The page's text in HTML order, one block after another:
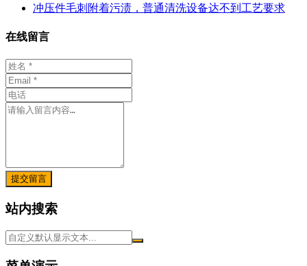
冲压件毛刺附着污渍，普通清洗设备达不到工艺要求
在线留言
提交留言
站内搜索